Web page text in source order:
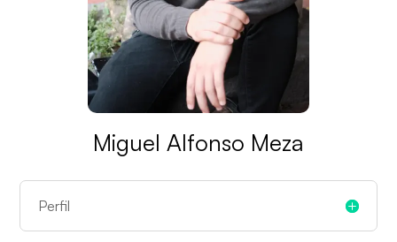
Miguel Alfonso Meza
Perfil